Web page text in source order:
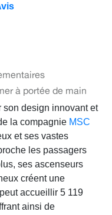
à portée de main
son design innovant et
la compagnie MSC
et ses vastes
les passagers
ses ascenseurs
créent une
accueillir 5 119
ainsi de